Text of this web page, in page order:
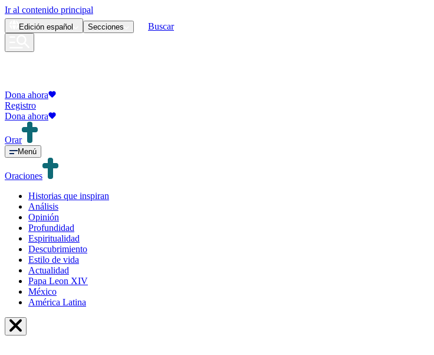
Ir al contenido principal
Edición español Secciones Buscar
Dona ahora
Registro
Dona ahora
Orar
Menú
Oraciones
Historias que inspiran
Análisis
Opinión
Profundidad
Espiritualidad
Descubrimiento
Estilo de vida
Actualidad
Papa Leon XIV
México
América Latina